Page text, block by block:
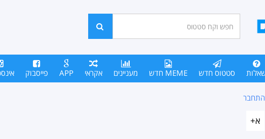
סטטוסים
חפש
סטטוס חדש MEME חדש מעניינים אקראי APP פייסבוק
התחבר
א+